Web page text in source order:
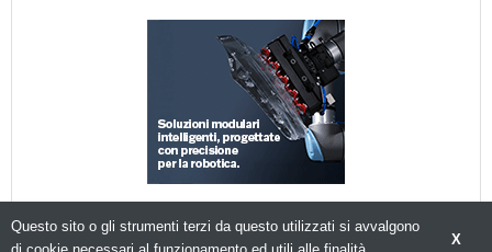
X
Questo sito o gli strumenti terzi da questo utilizzati si avvalgono